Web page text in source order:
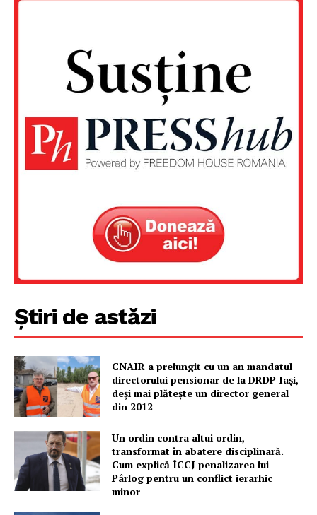
Știri de astăzi
CNAIR a prelungit cu un an mandatul
directorului pensionar de la DRDP Iași,
deși mai plătește un director general
din 2012
Un ordin contra altui ordin,
transformat în abatere disciplinară.
Cum explică ÎCCJ penalizarea lui
Pârlog pentru un conflict ierarhic
minor